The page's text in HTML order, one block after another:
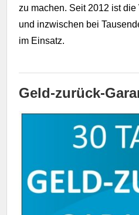
zu machen. Seit 2012 ist
und inzwischen bei
im Einsatz.
Geld-zurück-